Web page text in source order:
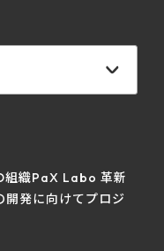
組織PaX Labo 革新
開発に向けてプロジ